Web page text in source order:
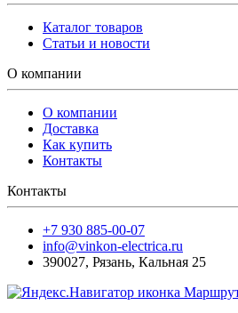
Каталог товаров
Статьи и новости
О компании
О компании
Доставка
Как купить
Контакты
Контакты
+7 930 885-00-07
info@vinkon-electrica.ru
390027, Рязань, Кальная 25